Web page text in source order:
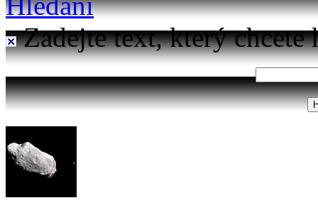
Zadejte text, který chcete